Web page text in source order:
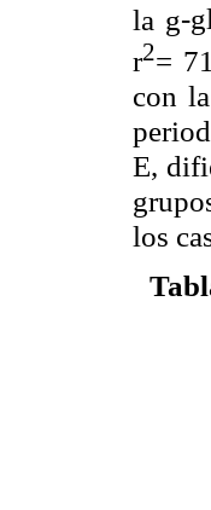
la g-
r2=
con
E,
los